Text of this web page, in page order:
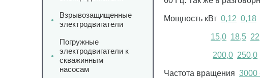
Мощность кВт 0,12 0,18
15,0 18,5
200,0 250,0
Частота вращения 3000
Взрывозащищенные
электродвигатели
Погружные
электродвигатели к
скважинным
насосам